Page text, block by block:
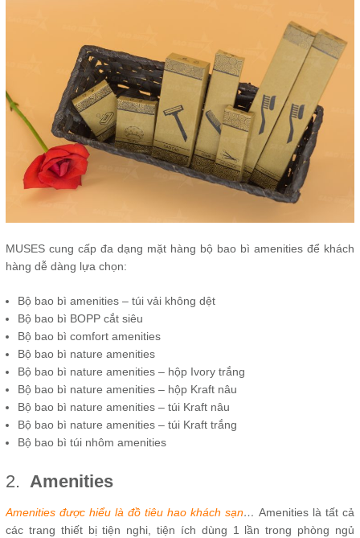
MUSES cung cấp đa dạng mặt hàng bộ bao bì amenities để khách
hàng dễ dàng lựa chọn:
Bộ bao bì amenities – túi vải không dệt
Bộ bao bì BOPP cắt siêu
Bộ bao bì comfort amenities
Bộ bao bì nature amenities
Bộ bao bì nature amenities – hộp Ivory trắng
Bộ bao bì nature amenities – hộp Kraft nâu
Bộ bao bì nature amenities – túi Kraft nâu
Bộ bao bì nature amenities – túi Kraft trắng
Bộ bao bì túi nhôm amenities
2. Amenities
Amenities được hiểu là đồ tiêu hao khách sạn… Amenities là tất cả
các trang thiết bị tiện nghi, tiện ích dùng 1 lần trong phòng ngủ